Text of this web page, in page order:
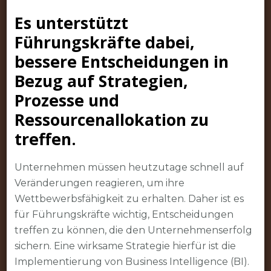
Es unterstützt
Führungskräfte dabei,
bessere Entscheidungen in
Bezug auf Strategien,
Prozesse und
Ressourcenallokation zu
treffen.
Unternehmen müssen heutzutage schnell auf
Veränderungen reagieren, um ihre
Wettbewerbsfähigkeit zu erhalten. Daher ist es
für Führungskräfte wichtig, Entscheidungen
treffen zu können, die den Unternehmenserfolg
sichern. Eine wirksame Strategie hierfür ist die
Implementierung von Business Intelligence (BI).